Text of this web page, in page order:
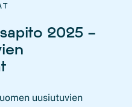
2025 –
uusiutuvien